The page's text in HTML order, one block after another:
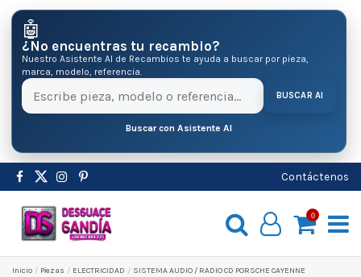
🤖
¿No encuentras tu recambio?
Nuestro Asistente AI de Recambios te ayuda a buscar por pieza,
marca, modelo, referencia.
BUSCAR AI
Buscar con Asistente AI
Contáctenos
0
Inicio Pіezas ELECTRICIDAD
SISTEMA AUDIO / RADIO CD PORSCHE CAYENNE